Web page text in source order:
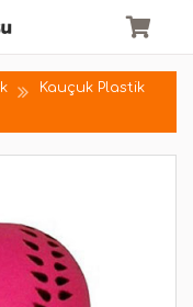
Kauçuk Plastik